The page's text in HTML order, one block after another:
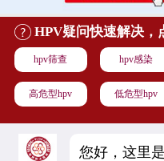
HPV疑问快速解决，
hpv筛查 hpv感染
高危型hpv 低危型hpv
您好，这里